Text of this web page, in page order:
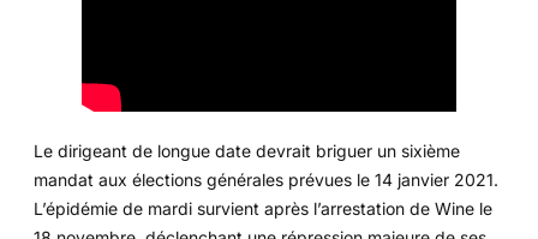
Le dirigeant de longue date devrait briguer un sixième
mandat aux élections générales prévues le 14 janvier 2021.
L’épidémie de mardi survient après l’arrestation de Wine le